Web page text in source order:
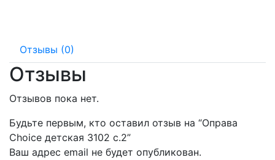
Отзывы (0)
Отзывы
Отзывов пока нет.
Будьте первым, кто оставил отзыв на “Оправа
Choice детская 3102 с.2”
Ваш адрес email не будет опубликован.